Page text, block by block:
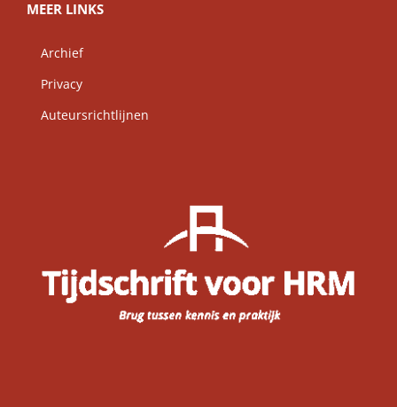
MEER LINKS
Archief
Privacy
Auteursrichtlijnen